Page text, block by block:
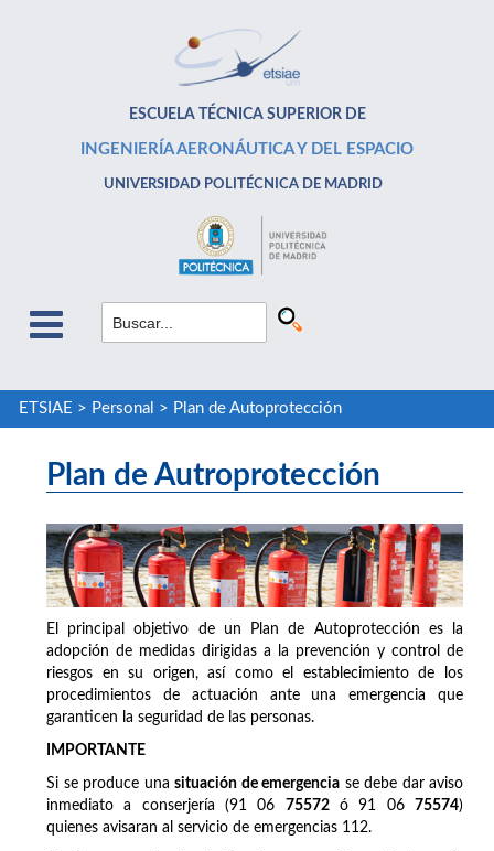
ESCUELA TÉCNICA SUPERIOR DE
INGENIERÍA AERONÁUTICA Y DEL ESPACIO
UNIVERSIDAD POLITÉCNICA DE MADRID
ETSIAE > Personal > Plan de Autoprotección
Plan de Autroprotección
El principal objetivo de un Plan de Autoprotección es la
adopción de medidas dirigidas a la prevención y control de
riesgos en su origen, así como el establecimiento de los
procedimientos de actuación ante una emergencia que
garanticen la seguridad de las personas.
IMPORTANTE
Si se produce una situación de emergencia se debe dar aviso
inmediato a conserjería (91 06 75572ó 91 06 75574)
quienes avisaran al servicio de emergencias 112.